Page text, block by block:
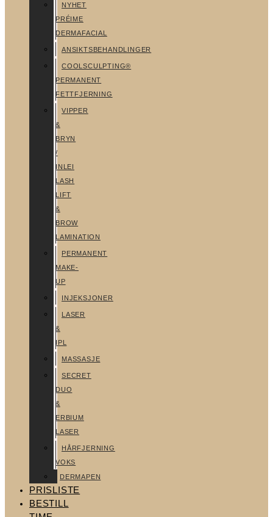
NYHET
PRÉIME
DERMAFACIAL
ANSIKTSBEHANDLINGER
COOLSCULPTING®
PERMANENT
FETTFJERNING
VIPPER
&
BRYN
/
INLEI
LASH
LIFT
&
BROW
LAMINATION
PERMANENT
MAKE-
UP
INJEKSJONER
LASER
&
IPL
MASSASJE
SECRET
DUO
&
ERBIUM
LASER
HÅRFJERNING
VOKS
DERMAPEN
PRISLISTE
BESTILL